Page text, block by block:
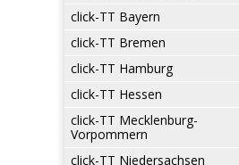
click-TT Bayern
click-TT Bremen
click-TT Hamburg
click-TT Hessen
click-TT Mecklenburg-
Vorpommern
click-TT Niedersachsen